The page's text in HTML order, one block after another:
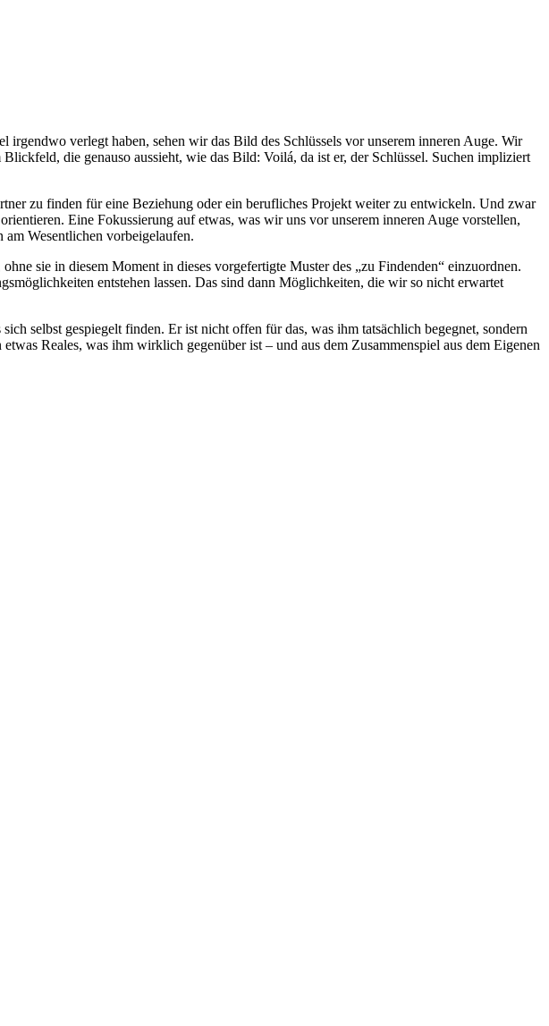
verlegt haben, sehen wir das Bild des Schlüssels vor unserem inneren Auge. Wir
die genauso aussieht, wie das Bild: Voilá, da ist er, der Schlüssel. Suchen impliziert
zu finden für eine Beziehung oder ein berufliches Projekt weiter zu entwickeln. Und zwar
Eine Fokussierung auf etwas, was wir uns vor unserem inneren Auge vorstellen,
Wesentlichen vorbeigelaufen.
sie in diesem Moment in dieses vorgefertigte Muster des „zu Findenden“ einzuordnen.
entstehen lassen. Das sind dann Möglichkeiten, die wir so nicht erwartet
selbst gespiegelt finden. Er ist nicht offen für das, was ihm tatsächlich begegnet, sondern
Reales, was ihm wirklich gegenüber ist – und aus dem Zusammenspiel aus dem Eigenen